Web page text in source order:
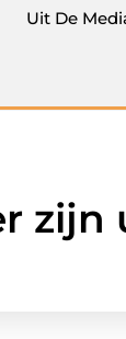
Uit De
zijn